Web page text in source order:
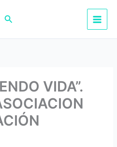
Buscar
VIDA”.